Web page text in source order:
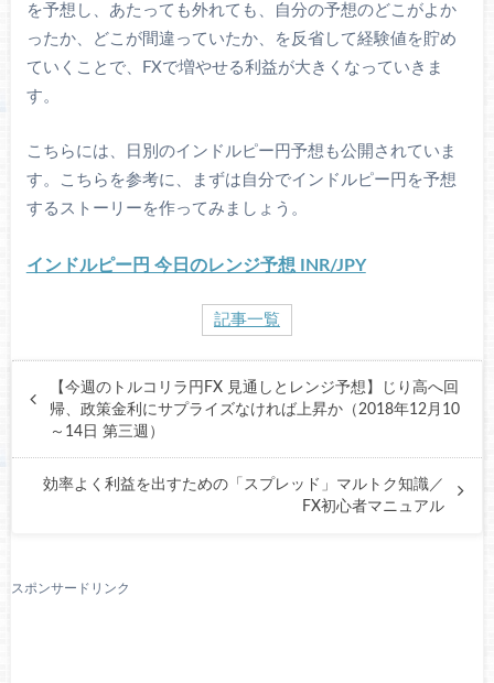
を予想し、あたっても外れても、自分の予想のどこがよか
ったか、どこが間違っていたか、を反省して経験値を貯め
ていくことで、FXで増やせる利益が大きくなっていきま
す。
こちらには、日別のインドルピー円予想も公開されていま
す。こちらを参考に、まずは自分でインドルピー円を予想
するストーリーを作ってみましょう。
インドルピー円 今日のレンジ予想 INR/JPY
記事一覧
【今週のトルコリラ円FX 見通しとレンジ予想】じり高へ回
帰、政策金利にサプライズなければ上昇か（2018年12月10
～14日 第三週）
効率よく利益を出すための「スプレッド」マルトク知識／
FX初心者マニュアル
スポンサードリンク